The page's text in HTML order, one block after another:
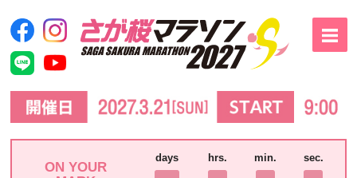
ON YOUR
days hrs. min. sec.